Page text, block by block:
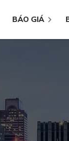
BÁO GIÁ